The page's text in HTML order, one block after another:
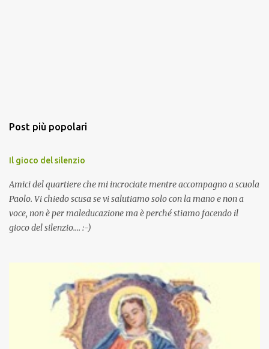
Post più popolari
Il gioco del silenzio
Amici del quartiere che mi incrociate mentre accompagno a scuola
Paolo. Vi chiedo scusa se vi salutiamo solo con la mano e non a
voce, non è per maleducazione ma è perché stiamo facendo il
gioco del silenzio.... :-)